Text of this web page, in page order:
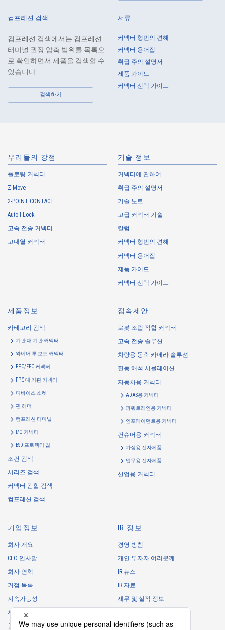
Web 구입 가능
Web 구입 가능
IMSA-10109B-40Y922
Web 구입 가능
IMSA-10109B-30Y984
Web 구입 가능
Web 구입 가능
IMSA-10109B-30Y981
컴프레션 검색
컴프레션 검색에서는 컴프레션
터미널 권장 압축 범위를 목록으
로 확인하면서 제품을 검색할 수
있습니다.
검색하기
서류
커넥터 형번의 견해
커넥터 용어집
취급 주의 설명서
제품 가이드
커넥터 선택 가이드
우리들의 강점
플로팅 커넥터
Z-Move
2-POINT CONTACT
Auto I-Lock
고속 전송 커넥터
고내열 커넥터
기술 정보
커넥터에 관하여
취급 주의 설명서
기술 노트
고급 커넥터 기술
칼럼
커넥터 형번의 견해
커넥터 용어집
제품 가이드
커넥터 선택 가이드
제품정보
카테고리 검색
기판 대 기판 커넥터
와이어 투 보드 커넥터
FPC/FFC 커넥터
FPC 대 기판 커넥터
디바이스 소켓
핀 헤더
컴프레션 터미널
I/O 커넥터
ESD 프로텍터 칩
조건 검색
시리즈 검색
커넥터 감합 검색
컴프레션 검색
접속제안
로봇 조립 적합 커넥터
고속 전송 솔루션
차량용 동축 카메라 솔루션
진동 해석 시뮬레이션
자동차용 커넥터
ADAS용 커넥터
파워트레인용 커넥터
인포테이먼트용 커넥터
컨슈머용 커넥터
가정용 전자제품
업무용 전자제품
산업용 커넥터
기업정보
회사 개요
CEO 인사말
회사 연혁
거점 목록
지속가능성
채용 정보
동아리
IR 정보
경영 방침
개인 투자자 여러분께
IR 뉴스
IR 자료
재무 및 실적 정보
IR 캘린더